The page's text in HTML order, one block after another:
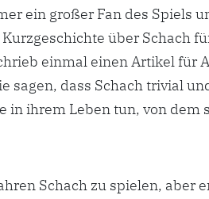
ein großer Fan des Spiels
über Schach
einmal einen Artikel für
sagen, dass Schach trivial
in ihrem Leben tun, von dem
Schach zu spielen, aber